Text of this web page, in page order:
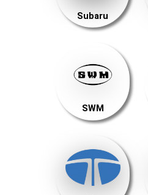
Subaru
SWM